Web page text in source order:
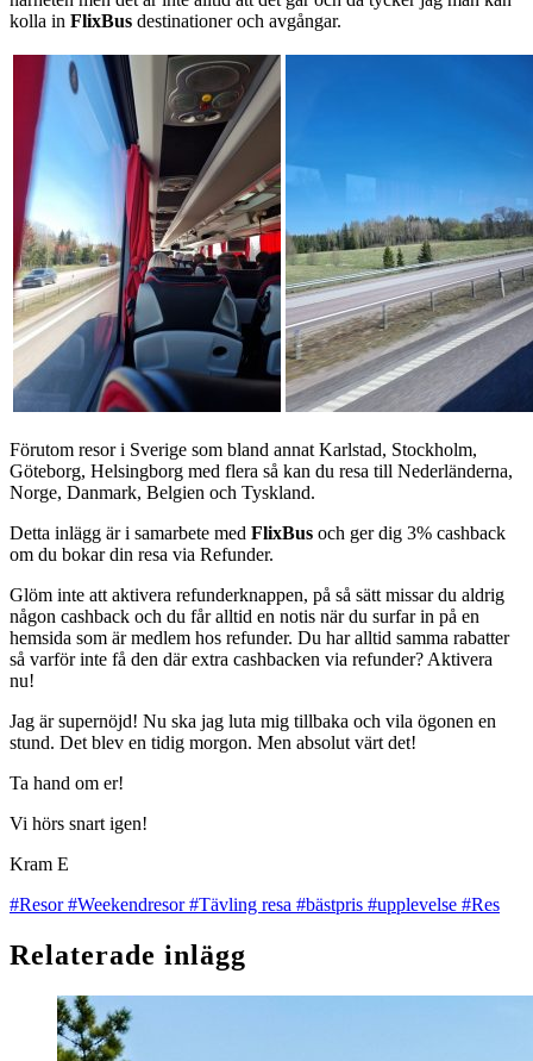
kolla in FlixBus destinationer och avgångar.
Förutom resor i Sverige som bland annat Karlstad, Stockholm,
Göteborg, Helsingborg med flera så kan du resa till Nederländerna,
Norge, Danmark, Belgien och Tyskland.
Detta inlägg är i samarbete med FlixBus och ger dig 3% cashback
om du bokar din resa via Refunder.
Glöm inte att aktivera refunderknappen, på så sätt missar du aldrig
någon cashback och du får alltid en notis när du surfar in på en
hemsida som är medlem hos refunder. Du har alltid samma rabatter
så varför inte få den där extra cashbacken via refunder? Aktivera
nu!
Jag är supernöjd! Nu ska jag luta mig tillbaka och vila ögonen en
stund. Det blev en tidig morgon. Men absolut värt det!
Ta hand om er!
Vi hörs snart igen!
Kram E
#Resor#Weekendresor#Tävling resa #bästpris #upplevelse #Res
Relaterade inlägg